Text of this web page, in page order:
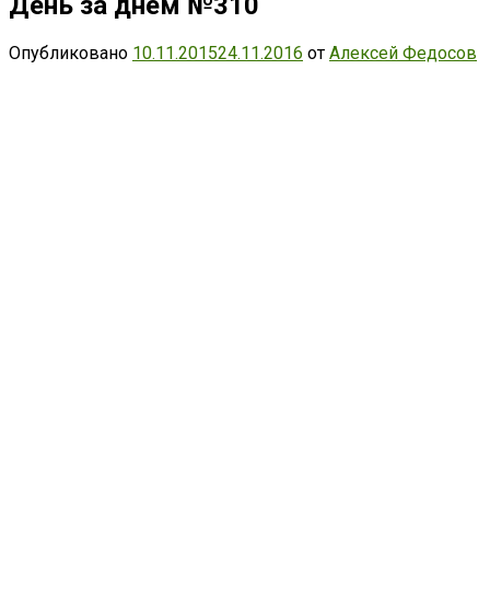
Опубликовано 10.11.201524.11.2016 от Алексей Федосов